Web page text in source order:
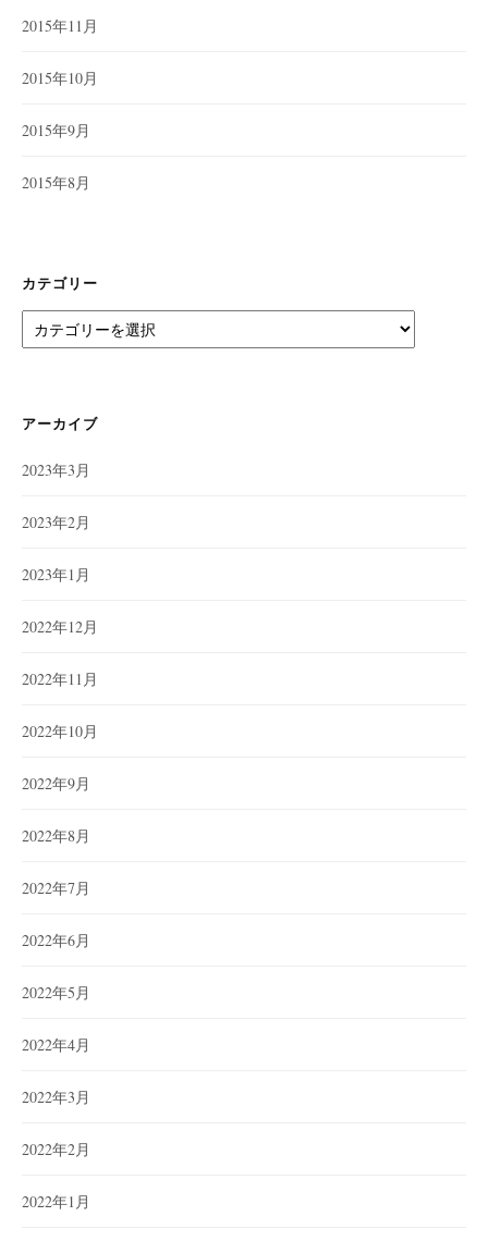
2015年11月
2015年10月
2015年9月
2015年8月
カテゴリー
テ
ー
アーカイブ
2023年3月
2023年2月
2023年1月
2022年12月
2022年11月
2022年10月
2022年9月
2022年8月
2022年7月
2022年6月
2022年5月
2022年4月
2022年3月
2022年2月
2022年1月